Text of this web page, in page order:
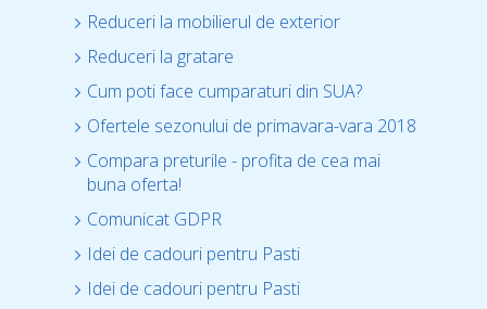
Reduceri la mobilierul de exterior
Reduceri la gratare
Cum poti face cumparaturi din SUA?
Ofertele sezonului de primavara-vara 2018
Compara preturile - profita de cea mai
buna oferta!
Comunicat GDPR
Idei de cadouri pentru Pasti
Idei de cadouri pentru Pasti